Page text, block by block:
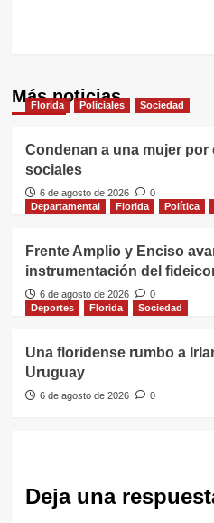
Más noticias
Florida Policiales Sociedad
Condenan a una mujer por
sociales
6 de agosto de 2026
0
Departamental
Florida Política
Frente Amplio y Enciso
instrumentación del
6 de agosto de 2026
0
Deportes
Florida Sociedad
Una floridense rumbo a
Uruguay
6 de agosto de 2026 0
Deja una